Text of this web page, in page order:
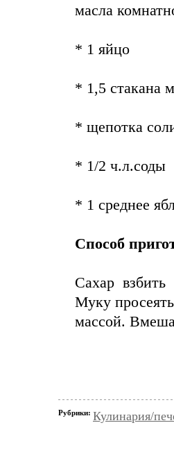
масла
* 1 яйцо
* 1,5 стакана
* щепотка
* 1/2 ч.л.соды
* 1 среднее
Способ
Сахар
Муку
массой.
Рубрики: Кулинария/